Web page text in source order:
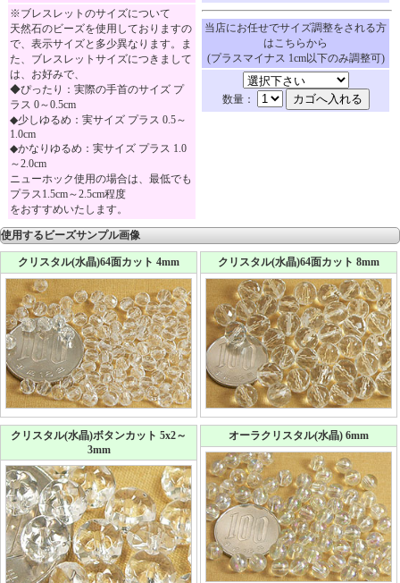
※ブレスレットのサイズについて
天然石のビーズを使用しておりますの
で、表示サイズと多少異なります。ま
た、ブレスレットサイズにつきまして
は、お好みで、
◆ぴったり：実際の手首のサイズ プ
ラス 0～0.5cm
◆少しゆるめ：実サイズ プラス 0.5～
1.0cm
◆かなりゆるめ：実サイズ プラス 1.0
～2.0cm
ニューホック使用の場合は、最低でも
プラス1.5cm～2.5cm程度
をおすすめいたします。
当店にお任せでサイズ調整をされる方
はこちらから
(プラスマイナス 1cm以下のみ調整可)
数量：
使用するビーズサンプル画像
クリスタル(水晶)64面カット 4mm クリスタル(水晶)64面カット 8mm
クリスタル(水晶)ボタンカット 5x2～
3mm
オーラクリスタル(水晶) 6mm